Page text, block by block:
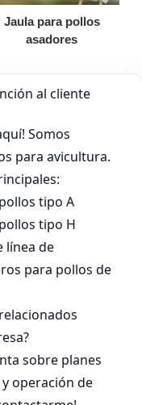
Jaula para pollos
asadores
Bandeja de
alimentación para
pollos de engorde